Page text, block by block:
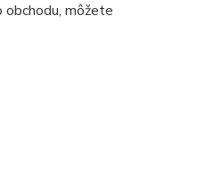
obchodu, môžete